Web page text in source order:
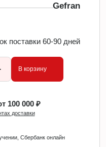
Gefran
поставки 60-90 дней
В корзину
100 000 ₽
доставки
Сбербанк онлайн